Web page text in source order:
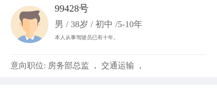
99428号
男 / 38岁 / 初中 /5-10年
本人从事驾驶员已有十年。
意向职位: 房务部总监 ， 交通运输 ，